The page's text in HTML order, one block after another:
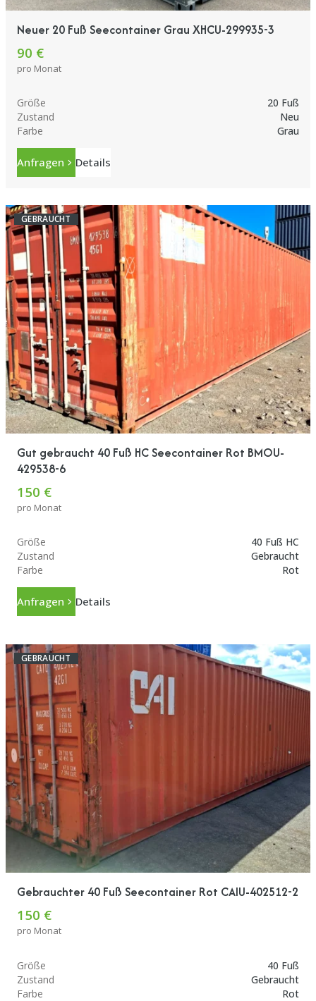
Neuer 20 Fuß Seecontainer Grau XHCU-299935-3
90 €
pro Monat
Größe
20 Fuß
Zustand
Neu
Farbe
Grau
Anfragen Details
GEBRAUCHT
Gut gebraucht 40 Fuß HC Seecontainer Rot BMOU-
429538-6
150 €
pro Monat
Größe
40 Fuß HC
Zustand
Gebraucht
Farbe
Rot
Anfragen Details
GEBRAUCHT
Gebrauchter 40 Fuß Seecontainer Rot CAIU-402512-2
150 €
pro Monat
Größe
40 Fuß
Zustand
Gebraucht
Farbe
Rot